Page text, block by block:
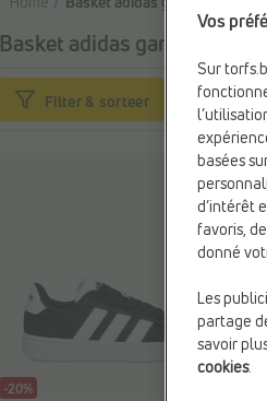
Basket adidas garcon
Filter & sorteer
-20%
Vos
Sur
basées
d’intérêt
favoris,
donné
Les
partage
savoir
cookies.